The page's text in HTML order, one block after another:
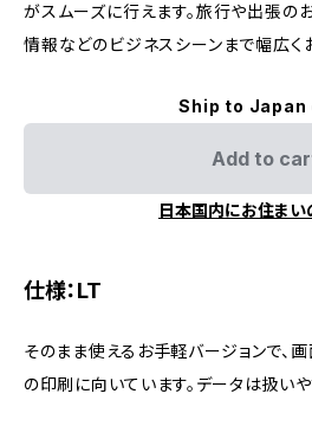
がスムーズに行えます。旅行や出張の
情報などのビジネスシーンまで幅広く
Ship to Japan
Add to
日本国内にお住まい
仕様：LT
そのまま使えるお手軽バージョンで、
の印刷に向いています。データは扱い